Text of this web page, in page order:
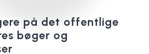
på det offentlige
bøger og